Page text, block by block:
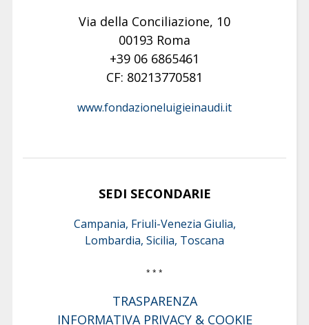
Via della Conciliazione, 10
00193 Roma
+39 06 6865461
CF: 80213770581
www.fondazioneluigieinaudi.it
SEDI SECONDARIE
Campania, Friuli-Venezia Giulia,
Lombardia, Sicilia, Toscana
* * *
TRASPARENZA
INFORMATIVA PRIVACY & COOKIE